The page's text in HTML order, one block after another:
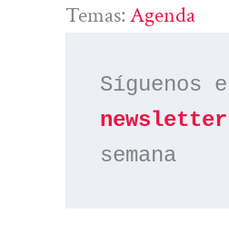
Temas:Agenda
Síguenos
newsletter
semana